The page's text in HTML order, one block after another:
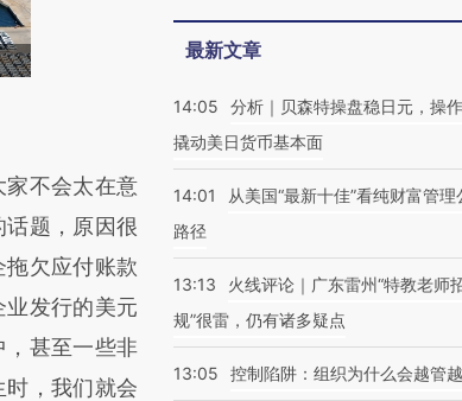
财新文章
击链接阅读原
不会太在意
题，原因很
欠应付账款
发行的美元
，甚至一些非
，我们就会
最新文章
14:05
分析｜贝森特操盘稳日元，操
撬动美日货币基本面
14:01
从美国“最新十佳”看纯财富管理
路径
13:13
火线评论｜广东雷州“特教老师
规”很雷，仍有诸多疑点
13:05 控制陷阱：组织为什么会越管